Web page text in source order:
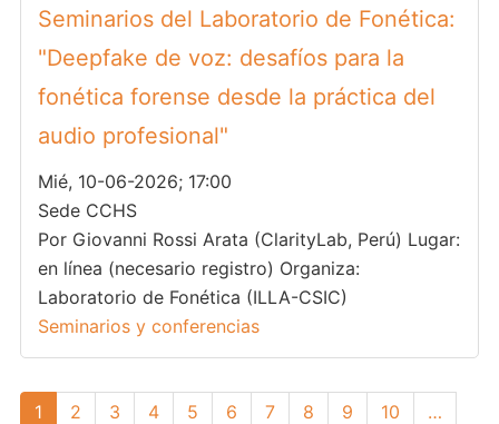
Seminarios del Laboratorio de Fonética:
"Deepfake de voz: desafíos para la
fonética forense desde la práctica del
audio profesional"
Mié, 10-06-2026; 17:00
Sede CCHS
Por Giovanni Rossi Arata (ClarityLab, Perú) Lugar:
en línea (necesario registro) Organiza:
Laboratorio de Fonética (ILLA-CSIC)
Seminarios y conferencias
Paginación
Página
1 Page
2 Page
3 Page
4 Page
5 Page
6 Page
7 Page
8 Page
9 Page
10
…